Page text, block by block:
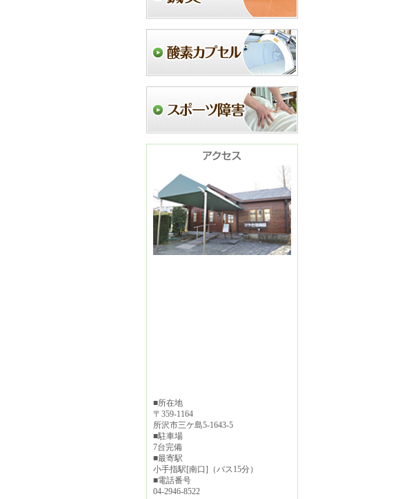
■所在地
〒359-1164
所沢市三ケ島5-1643-5
■駐車場
7台完備
■最寄駅
小手指駅[南口]（バス15分）
■電話番号
04-2946-8522